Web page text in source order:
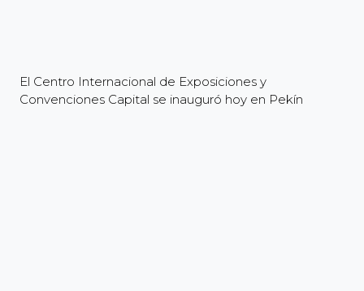
El Centro Internacional de Exposiciones y
Convenciones Capital se inauguró hoy en Pekín